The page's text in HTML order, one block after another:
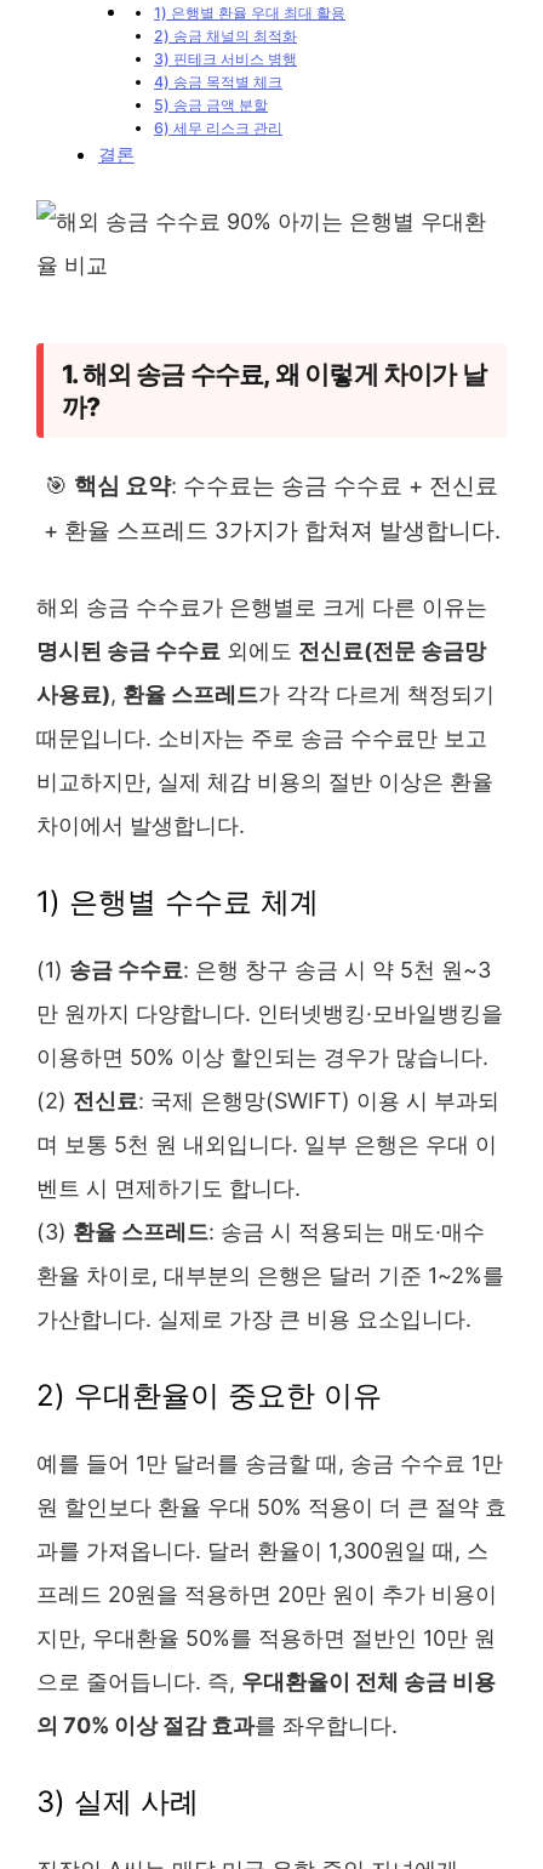
1) 은행별 환율 우대 최대 활용
2) 송금 채널의 최적화
3) 핀테크 서비스 병행
4) 송금 목적별 체크
5) 송금 금액 분할
6) 세무 리스크 관리
결론
1. 해외 송금 수수료, 왜 이렇게 차이가 날
까?
🎯 핵심 요약: 수수료는 송금 수수료 + 전신료
+ 환율 스프레드 3가지가 합쳐져 발생합니다.
해외 송금 수수료가 은행별로 크게 다른 이유는
명시된 송금 수수료 외에도 전신료(전문 송금망
사용료), 환율 스프레드가 각각 다르게 책정되기
때문입니다. 소비자는 주로 송금 수수료만 보고
비교하지만, 실제 체감 비용의 절반 이상은 환율
차이에서 발생합니다.
1) 은행별 수수료 체계
(1) 송금 수수료: 은행 창구 송금 시 약 5천 원~3
만 원까지 다양합니다. 인터넷뱅킹·모바일뱅킹을
이용하면 50% 이상 할인되는 경우가 많습니다.
(2) 전신료: 국제 은행망(SWIFT) 이용 시 부과되
며 보통 5천 원 내외입니다. 일부 은행은 우대 이
벤트 시 면제하기도 합니다.
(3) 환율 스프레드: 송금 시 적용되는 매도·매수
환율 차이로, 대부분의 은행은 달러 기준 1~2%를
가산합니다. 실제로 가장 큰 비용 요소입니다.
2) 우대환율이 중요한 이유
예를 들어 1만 달러를 송금할 때, 송금 수수료 1만
원 할인보다 환율 우대 50% 적용이 더 큰 절약 효
과를 가져옵니다. 달러 환율이 1,300원일 때, 스
프레드 20원을 적용하면 20만 원이 추가 비용이
지만, 우대환율 50%를 적용하면 절반인 10만 원
으로 줄어듭니다. 즉, 우대환율이 전체 송금 비용
의 70% 이상 절감 효과를 좌우합니다.
3) 실제 사례